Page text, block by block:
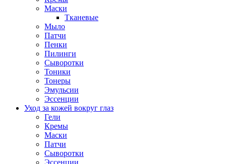
Маски
Тканевые
Мыло
Патчи
Пенки
Пилинги
Сыворотки
Тоники
Тонеры
Эмульсии
Эссенции
Уход за кожей вокруг глаз
Гели
Кремы
Маски
Патчи
Сыворотки